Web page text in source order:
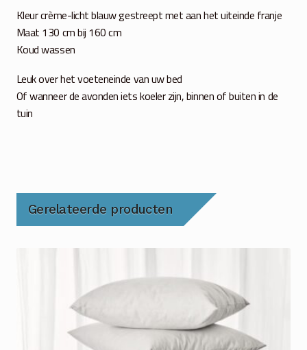
Kleur crème-licht blauw gestreept met aan het uiteinde franje
Maat 130 cm bij 160 cm
Koud wassen
Leuk over het voeteneinde van uw bed
Of wanneer de avonden iets koeler zijn, binnen of buiten in de
tuin
Gerelateerde producten